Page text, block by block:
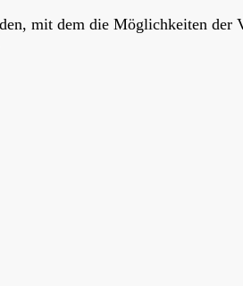
mit dem die Möglichkeiten der